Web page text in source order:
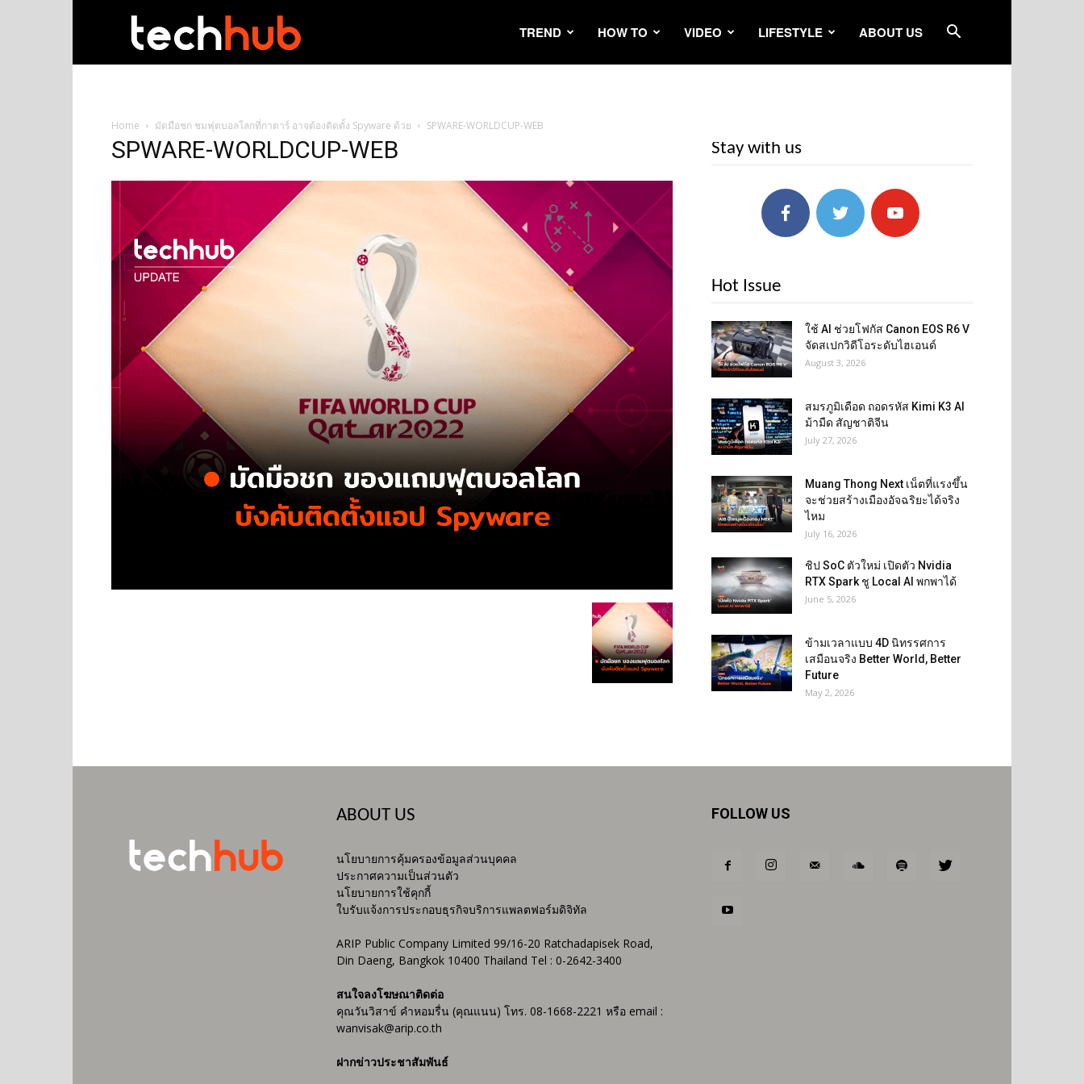
TREND HOW TO VIDEO LIFESTYLE ABOUT US
Home มัดมือชก ชมฟุตบอลโลกที่กาตาร์ อาจต้องติดตั้ง Spyware ด้วย SPWARE-WORLDCUP-WEB
SPWARE-WORLDCUP-WEB Stay with us
Hot Issue
ใช้ AI ช่วยโฟกัส Canon EOS R6 V
จัดสเปกวิดีโอระดับไฮเอนด์
August 3, 2026
สมรภูมิเดือด ถอดรหัส Kimi K3 AI
ม้ามืด สัญชาติจีน
July 27, 2026
Muang Thong Next เน็ตที่แรงขึ้น
จะช่วยสร้างเมืองอัจฉริยะได้จริง
ไหม
July 16, 2026
ชิป SoC ตัวใหม่ เปิดตัว Nvidia
RTX Spark ชู Local AI พกพาได้
June 5, 2026
ข้ามเวลาแบบ 4D นิทรรศการ
เสมือนจริง Better World, Better
Future
May 2, 2026
ABOUT US
นโยบายการคุ้มครองข้อมูลส่วนบุคคล
ประกาศความเป็นส่วนตัว
นโยบายการใช้คุกกี้
ใบรับแจ้งการประกอบธุรกิจบริการแพลตฟอร์มดิจิทัล
ARIP Public Company Limited 99/16-20 Ratchadapisek Road,
Din Daeng, Bangkok 10400 Thailand Tel : 0-2642-3400
สนใจลงโฆษณาติดต่อ
คุณวันวิสาข์ คำหอมรื่น (คุณแนน) โทร. 08-1668-2221 หรือ email :
wanvisak@arip.co.th
ฝากข่าวประชาสัมพันธ์
FOLLOW US